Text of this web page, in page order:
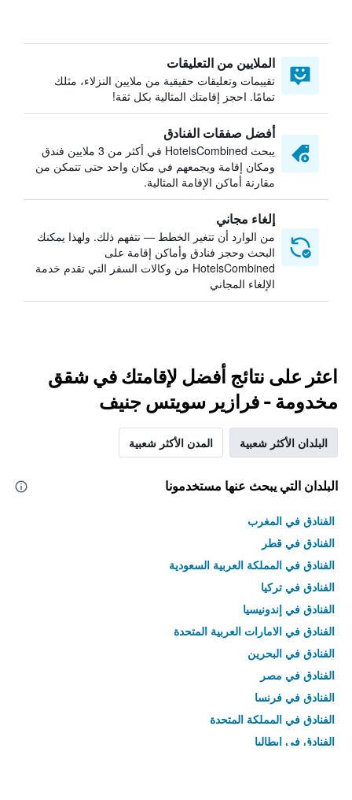
الملايين من التعليقات
تقييمات وتعليقات حقيقية من ملايين النزلاء، مثلك
تمامًا. احجز إقامتك المثالية بكل ثقة!
أفضل صفقات الفنادق
يبحث HotelsCombined في أكثر من 3 ملايين فندق
ومكان إقامة ويجمعهم في مكان واحد حتى تتمكن من
مقارنة أماكن الإقامة المثالية.
إلغاء مجاني
من الوارد أن تتغير الخطط — نتفهم ذلك. ولهذا يمكنك
البحث وحجز فنادق وأماكن إقامة على
HotelsCombined من وكالات السفر التي تقدم خدمة
الإلغاء المجاني
اعثر على نتائج أفضل لإقامتك في شقق
مخدومة - فرازير سويتس جنيف
البلدان الأكثر شعبية المدن الأكثر شعبية
البلدان التي يبحث عنها مستخدمونا
الفنادق في المغرب
الفنادق في قطر
الفنادق في المملكة العربية السعودية
الفنادق في تركيا
الفنادق في إندونيسيا
الفنادق في الامارات العربية المتحدة
الفنادق في البحرين
الفنادق في مصر
الفنادق في فرنسا
الفنادق في المملكة المتحدة
الفنادق في إيطاليا